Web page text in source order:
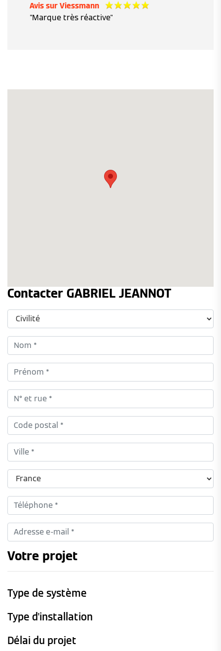
Avis sur Viessmann
"Marque très réactive"
Contacter GABRIEL JEANNOT
Votre projet
Type de système
Type d'installation
Délai du projet